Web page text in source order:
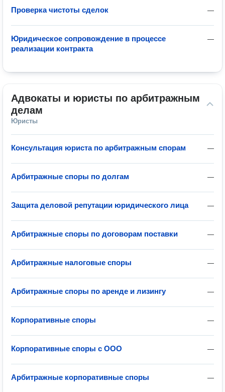
—
Проверка чистоты сделок
—
Юридическое сопровождение в процессе
реализации контракта
Адвокаты и юристы по арбитражным
делам
Юристы
—
Консультация юриста по арбитражным спорам
—
Арбитражные споры по долгам
—
Защита деловой репутации юридического лица
—
Арбитражные споры по договорам поставки
—
Арбитражные налоговые споры
—
Арбитражные споры по аренде и лизингу
—
Корпоративные споры
—
Корпоративные споры с ООО
—
Арбитражные корпоративные споры